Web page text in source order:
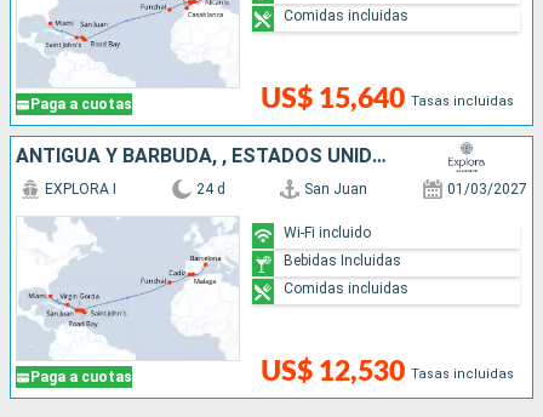
Paga a cuotas US$ 15,640 Tasas incluidas
Comidas incluidas
ANTIGUA Y BARBUDA, , ESTADOS UNIDOS, PUERTO RICO, SAN MARTÍN, PORTUGAL, ESPAÑA
Paga a cuotas
EXPLORA I 24 d San Juan 01/03/2027
US$ 12,530 Tasas incluidas
Wi-Fi incluido
Bebidas Incluidas
Comidas incluidas